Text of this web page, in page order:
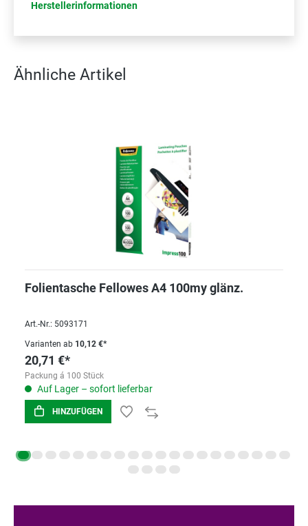
Herstellerinformationen
Ähnliche Artikel
Folientasche Fellowes A4 100my glänz.
Art.-Nr.: 5093171
Varianten ab 10,12 €*
20,71 €*
Packung á 100 Stück
Auf Lager – sofort lieferbar
HINZUFÜGEN